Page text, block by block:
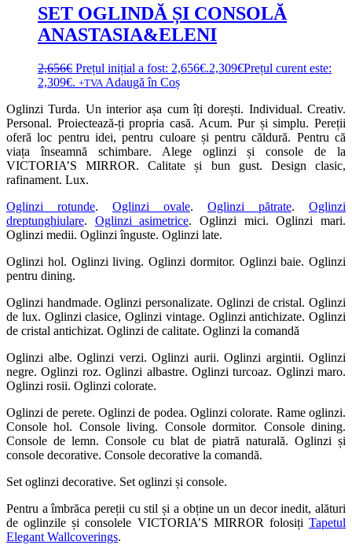
SET OGLINDĂ ȘI CONSOLĂ
ANASTASIA&ELENI
2,656€ Prețul inițial a fost: 2,656€.2,309€Prețul curent este:
2,309€. +TVA Adaugă în Coș
Oglinzi Turda. Un interior așa cum îți dorești. Individual. Creativ.
Personal. Proiectează-ți propria casă. Acum. Pur și simplu. Pereții
oferă loc pentru idei, pentru culoare și pentru căldură. Pentru că
viața înseamnă schimbare. Alege oglinzi și console de la
VICTORIA’S MIRROR. Calitate și bun gust. Design clasic,
rafinament. Lux.
Oglinzi rotunde. Oglinzi ovale. Oglinzi pătrate. Oglinzi
dreptunghiulare. Oglinzi asimetrice. Oglinzi mici. Oglinzi mari.
Oglinzi medii. Oglinzi înguste. Oglinzi late.
Oglinzi hol. Oglinzi living. Oglinzi dormitor. Oglinzi baie. Oglinzi
pentru dining.
Oglinzi handmade. Oglinzi personalizate. Oglinzi de cristal. Oglinzi
de lux. Oglinzi clasice, Oglinzi vintage. Oglinzi antichizate. Oglinzi
de cristal antichizat. Oglinzi de calitate. Oglinzi la comandă
Oglinzi albe. Oglinzi verzi. Oglinzi aurii. Oglinzi argintii. Oglinzi
negre. Oglinzi roz. Oglinzi albastre. Oglinzi turcoaz. Oglinzi maro.
Oglinzi rosii. Oglinzi colorate.
Oglinzi de perete. Oglinzi de podea. Oglinzi colorate. Rame oglinzi.
Console hol. Console living. Console dormitor. Console dining.
Console de lemn. Console cu blat de piatră naturală. Oglinzi și
console decorative. Console decorative la comandă.
Set oglinzi decorative. Set oglinzi și console.
Pentru a îmbrăca pereții cu stil și a obține un un decor inedit, alături
de oglinzile și consolele VICTORIA’S MIRROR folosiți Tapetul
Elegant Wallcoverings.